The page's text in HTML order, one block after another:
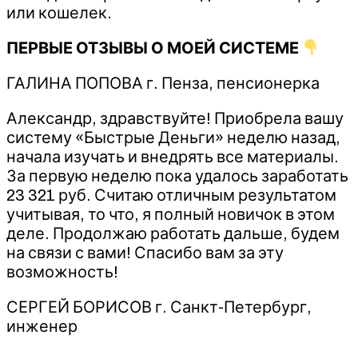
или кошелек.
ПЕРВЫЕ ОТЗЫВЫ О МОЕЙ СИСТЕМЕ
ГАЛИНА ПОПОВА г. Пенза, пенсионерка
Александр, здравствуйте! Приобрела вашу
систему «Быстрые Деньги» неделю назад,
начала изучать и внедрять все материалы.
За первую неделю пока удалось заработать
23 321 руб. Считаю отличным результатом
учитывая, то что, я полный новичок в этом
деле. Продолжаю работать дальше, будем
на связи с вами! Спасибо вам за эту
возможность!
СЕРГЕЙ БОРИСОВ г. Санкт-Петербург,
инженер